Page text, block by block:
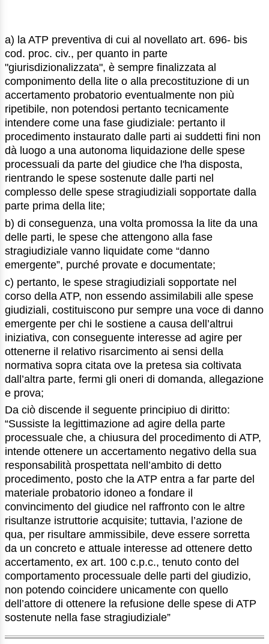
a) la ATP preventiva di cui al novellato art. 696- bis
cod. proc. civ., per quanto in parte
"giurisdizionalizzata", è sempre finalizzata al
componimento della lite o alla precostituzione di un
accertamento probatorio eventualmente non più
ripetibile, non potendosi pertanto tecnicamente
intendere come una fase giudiziale: pertanto il
procedimento instaurato dalle parti ai suddetti fini non
dà luogo a una autonoma liquidazione delle spese
processuali da parte del giudice che l'ha disposta,
rientrando le spese sostenute dalle parti nel
complesso delle spese stragiudiziali sopportate dalla
parte prima della lite;
b) di conseguenza, una volta promossa la lite da una
delle parti, le spese che attengono alla fase
stragiudiziale vanno liquidate come “danno
emergente”, purché provate e documentate;
c) pertanto, le spese stragiudiziali sopportate nel
corso della ATP, non essendo assimilabili alle spese
giudiziali, costituiscono pur sempre una voce di danno
emergente per chi le sostiene a causa dell’altrui
iniziativa, con conseguente interesse ad agire per
ottenerne il relativo risarcimento ai sensi della
normativa sopra citata ove la pretesa sia coltivata
dall’altra parte, fermi gli oneri di domanda, allegazione
e prova;
Da ciò discende il seguente principiuo di diritto:
“Sussiste la legittimazione ad agire della parte
processuale che, a chiusura del procedimento di ATP,
intende ottenere un accertamento negativo della sua
responsabilità prospettata nell’ambito di detto
procedimento, posto che la ATP entra a far parte del
materiale probatorio idoneo a fondare il
convincimento del giudice nel raffronto con le altre
risultanze istruttorie acquisite; tuttavia, l’azione de
qua, per risultare ammissibile, deve essere sorretta
da un concreto e attuale interesse ad ottenere detto
accertamento, ex art. 100 c.p.c., tenuto conto del
comportamento processuale delle parti del giudizio,
non potendo coincidere unicamente con quello
dell’attore di ottenere la refusione delle spese di ATP
sostenute nella fase stragiudiziale”